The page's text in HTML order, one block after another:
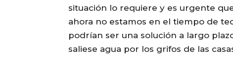
situación lo requiere y es urgente
ahora no estamos en el tiempo de
podrían ser una solución a largo
saliese agua por los grifos de las